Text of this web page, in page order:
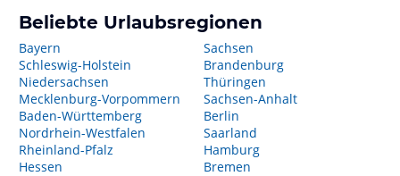
Beliebte Urlaubsregionen
Bayern
Schleswig-Holstein
Niedersachsen
Mecklenburg-Vorpommern
Baden-Württemberg
Nordrhein-Westfalen
Rheinland-Pfalz
Hessen
Sachsen
Brandenburg
Thüringen
Sachsen-Anhalt
Berlin
Saarland
Hamburg
Bremen